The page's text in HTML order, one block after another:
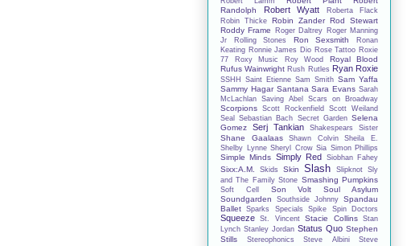
Randolph
Robert Wyatt
Roberta Flack
Robin Thicke Robin Zander Rod Stewart
Roddy Frame
Roger Daltrey Roger Manning
Jr
Rolling Stones Ron Sexsmith
Ronan
Keating Ronnie James Dio Rose Tattoo Roxie
77
Roxy Music Roy Wood
Royal Blood
Rufus Wainwright Rush Rutles Ryan Roxie
SSHH Saint Etienne Sam Smith Sam Yaffa
Sammy Hagar Santana Sara Evans Sarah
McLachlan Saving Abel Scars on Broadway
Scorpions Scott Rockenfield
Scott Weiland
Seal
Sebastian Bach Secret Garden Selena
Gomez
Serj Tankian Shakespears Sister
Shane Gaalaas Shawn Colvin
Sheila E.
Shelby Lynne Sheryl Crow Sia Simon Phillips
Simple Minds Simply Red Siobhan Fahey
Sixx:A.M. Skids Skin Slash Slipknot Sly
and The Family Stone Smashing Pumpkins
Soft Cell Son Volt
Soul Asylum
Soundgarden
Southside Johnny Spandau
Ballet
Sparks Specials Spike Spin Doctors
Squeeze St. Vincent Stacie Collins
Stan
Lynch Stanley Jordan Status Quo Stephen
Stills
Stereophonics Steve Albini
Steve